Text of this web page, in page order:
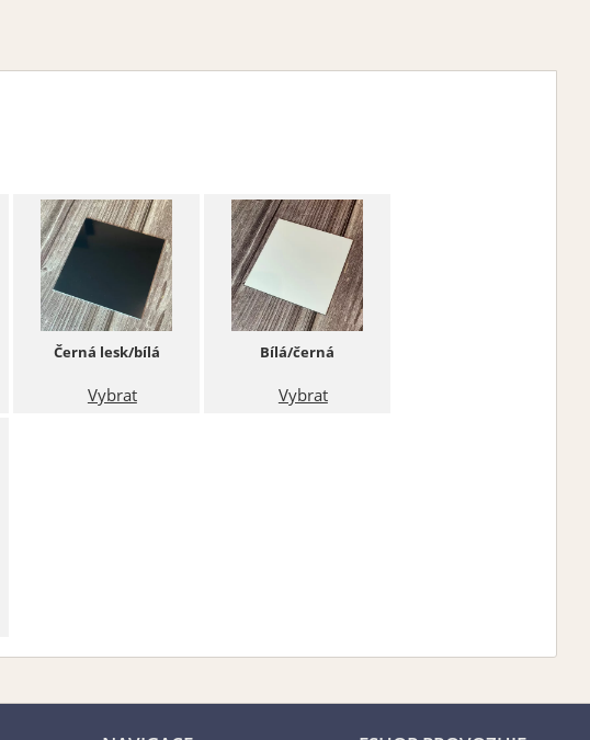
Černá lesk/bílá
Vybrat
Bílá/černá
Vybrat